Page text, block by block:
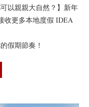
以親親大自然？】新年
更多本地度假 IDEA
假期節奏！